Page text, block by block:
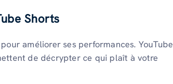
Shorts
améliorer ses performances. YouTube
de décrypter ce qui plaît à votre